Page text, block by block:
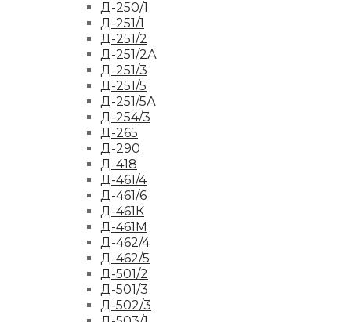
Д-250/1
Д-251/1
Д-251/2
Д-251/2А
Д-251/3
Д-251/5
Д-251/5А
Д-254/3
Д-265
Д-290
Д-418
Д-461/4
Д-461/6
Д-461К
Д-461М
Д-462/4
Д-462/5
Д-501/2
Д-501/3
Д-502/3